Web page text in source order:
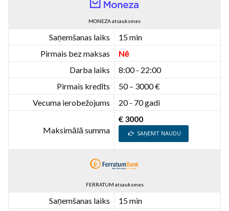
MONEZA atsauksmes
Saņemšanas laiks
15 min
Pirmais bez maksas
Nē
Darba laiks
8:00 - 22:00
Pirmais kredīts
50 – 3000 €
Vecuma ierobežojums
20 - 70 gadi
Maksimālā summa
€ 3000
SAŅEMT NAUDU
FERRATUM atsauksmes
Saņemšanas laiks
15 min